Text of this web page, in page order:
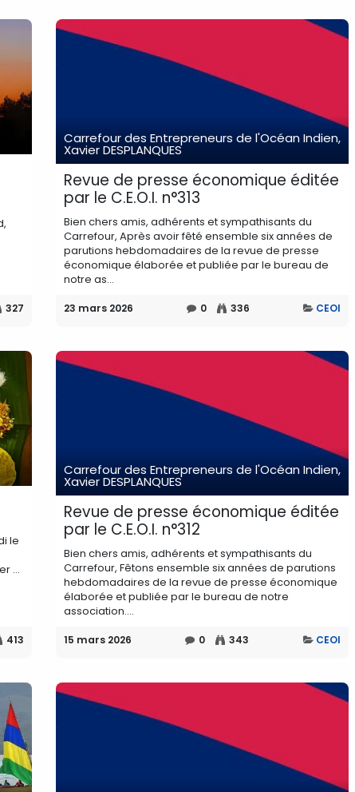
327
Carrefour des Entrepreneurs de l'Océan Indien,
Xavier DESPLANQUES
Revue de presse économique éditée
par le C.E.O.I. n°313
Bien chers amis, adhérents et sympathisants du
Carrefour, Après avoir fêté ensemble six années de
parutions hebdomadaires de la revue de presse
économique élaborée et publiée par le bureau de
notre as...
23 mars 2026 0 336 CEOI
le
...
413
Carrefour des Entrepreneurs de l'Océan Indien,
Xavier DESPLANQUES
Revue de presse économique éditée
par le C.E.O.I. n°312
Bien chers amis, adhérents et sympathisants du
Carrefour, Fêtons ensemble six années de parutions
hebdomadaires de la revue de presse économique
élaborée et publiée par le bureau de notre
association....
15 mars 2026 0 343 CEOI